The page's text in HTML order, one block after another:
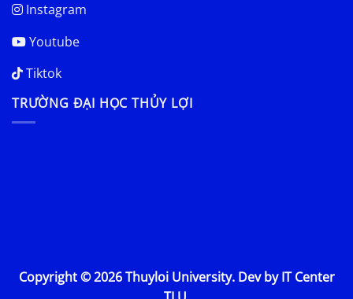
Instagram
Youtube
Tiktok
TRƯỜNG ĐẠI HỌC THỦY LỢI
Copyright © 2026 Thuyloi University. Dev by IT Center